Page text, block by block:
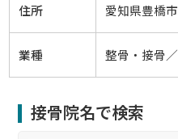
住所 愛知県豊橋
業種 整骨・接骨
接骨院名で検索